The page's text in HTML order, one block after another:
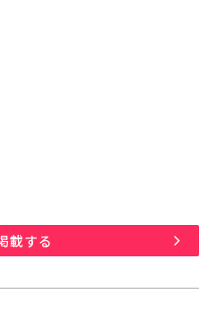
載する